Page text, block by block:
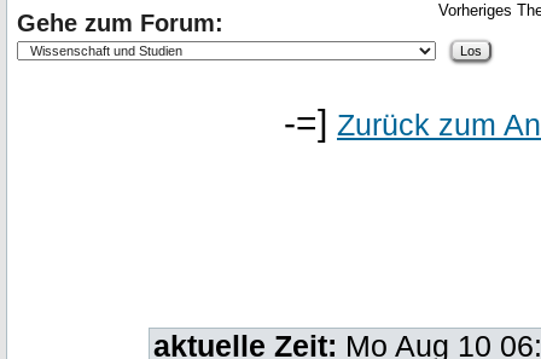
Vorheriges
Gehe zum Forum:
-=] Zurück zum
aktuelle Zeit: Mo Aug 10